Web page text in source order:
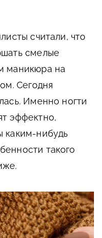
считали, что
смелые
маникюра на
Сегодня
Именно ногти
эффектно,
каким-нибудь
такого